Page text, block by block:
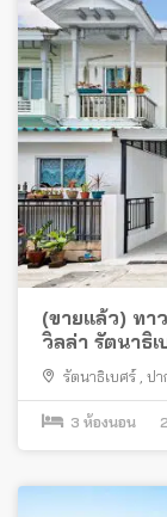
(ขายแล้ว) ทา
วิลล่า รัตนาธิ
อยู่กู้ 100%
รัตนาธิเบศร์ , ปา
3 ห้องนอน 2